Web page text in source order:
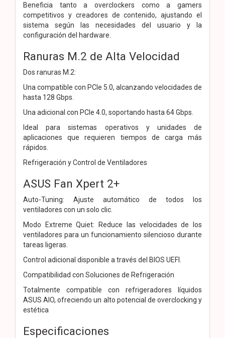
Beneficia tanto a overclockers como a gamers
competitivos y creadores de contenido, ajustando el
sistema según las necesidades del usuario y la
configuración del hardware.
Ranuras M.2 de Alta Velocidad
Dos ranuras M.2:
Una compatible con PCIe 5.0, alcanzando velocidades de
hasta 128 Gbps.
Una adicional con PCIe 4.0, soportando hasta 64 Gbps.
Ideal para sistemas operativos y unidades de
aplicaciones que requieren tiempos de carga más
rápidos.
Refrigeración y Control de Ventiladores
ASUS Fan Xpert 2+
Auto-Tuning: Ajuste automático de todos los
ventiladores con un solo clic.
Modo Extreme Quiet: Reduce las velocidades de los
ventiladores para un funcionamiento silencioso durante
tareas ligeras.
Control adicional disponible a través del BIOS UEFI.
Compatibilidad con Soluciones de Refrigeración
Totalmente compatible con refrigeradores líquidos
ASUS AIO, ofreciendo un alto potencial de overclocking y
estética
Especificaciones